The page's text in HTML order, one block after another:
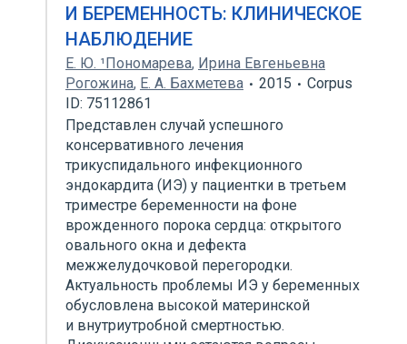
И БЕРЕМЕННОСТЬ: КЛИНИЧЕСКОЕ
НАБЛЮДЕНИЕ
Е. Ю. ¹Пономарева, Ирина Евгеньевна
Рогожина, Е. А. Бахметева 2015
Corpus
ID: 75112861
Представлен случай успешного
консервативного лечения
трикуспидального инфекционного
эндокардита (ИЭ) у пациентки в третьем
триместре беременности на фоне
врожденного порока сердца: открытого
овального окна и дефекта
межжелудочковой перегородки.
Актуальность проблемы ИЭ у беременных
обусловлена высокой материнской
и внутриутробной смертностью.